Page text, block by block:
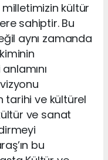
kültür
sahiptir. Bu
aynı zamanda
vizyonu
tarihi ve kültürel
ve sanat
bu